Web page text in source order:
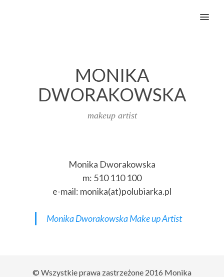
MENU
MONIKA
DWORAKOWSKA
makeup artist
Monika Dworakowska
m: 510 110 100
e-mail: monika(at)polubiarka.pl
Monika Dworakowska Make up Artist
© Wszystkie prawa zastrzeżone 2016 Monika